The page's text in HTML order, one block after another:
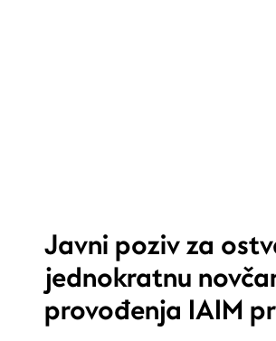
Javni poziv za
jednokratnu
provođenja IAIM